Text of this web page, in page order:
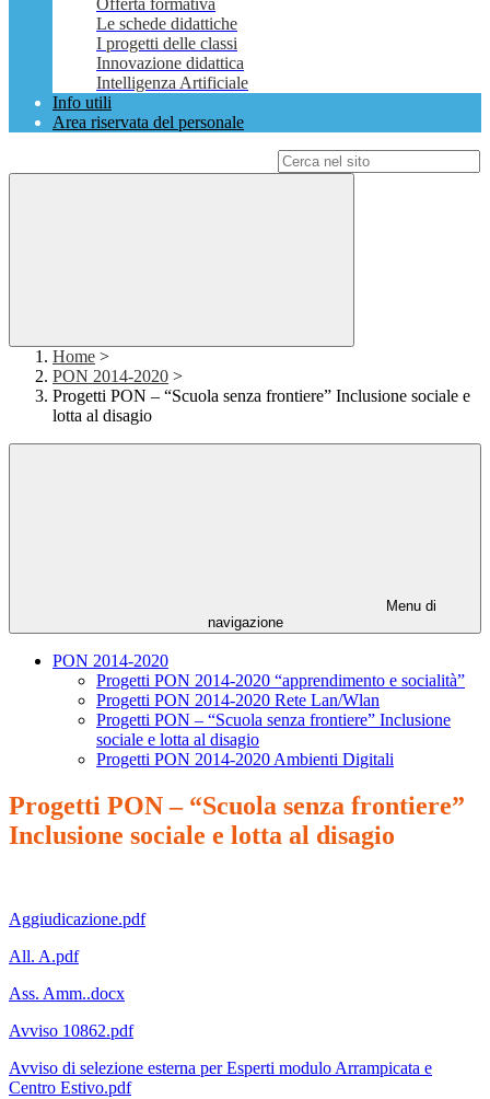
Offerta formativa
Le schede didattiche
I progetti delle classi
Innovazione didattica
Intelligenza Artificiale
Info utili
Area riservata del personale
Home >
PON 2014-2020 >
Progetti PON – “Scuola senza frontiere” Inclusione sociale e
lotta al disagio
Menu di
navigazione
PON 2014-2020
Progetti PON 2014-2020 “apprendimento e socialità”
Progetti PON 2014-2020 Rete Lan/Wlan
Progetti PON – “Scuola senza frontiere” Inclusione
sociale e lotta al disagio
Progetti PON 2014-2020 Ambienti Digitali
Progetti PON – “Scuola senza frontiere”
Inclusione sociale e lotta al disagio
Aggiudicazione.pdf
All. A.pdf
Ass. Amm..docx
Avviso 10862.pdf
Avviso di selezione esterna per Esperti modulo Arrampicata e
Centro Estivo.pdf